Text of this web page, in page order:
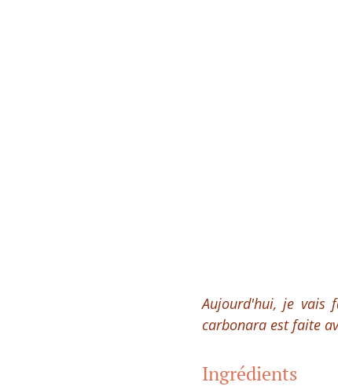
Aujourd'hui, je vais
carbonara est faite
Ingrédients